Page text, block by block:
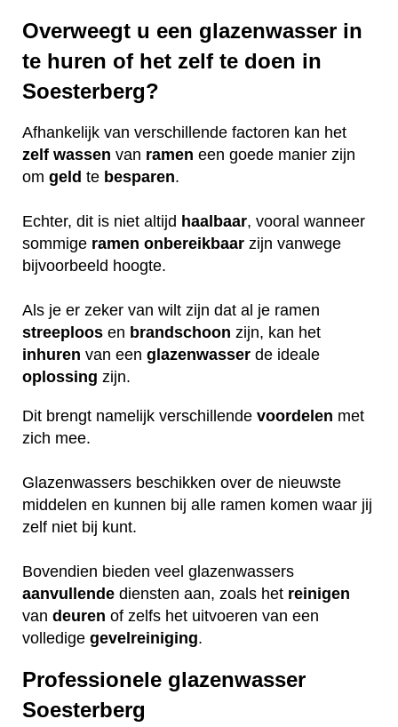
Overweegt u een glazenwasser in
te huren of het zelf te doen in
Soesterberg?
Afhankelijk van verschillende factoren kan het
zelf wassen van ramen een goede manier zijn
om geld te besparen.
Echter, dit is niet altijd haalbaar, vooral wanneer
sommige ramen onbereikbaar zijn vanwege
bijvoorbeeld hoogte.
Als je er zeker van wilt zijn dat al je ramen
streeploos en brandschoon zijn, kan het
inhuren van een glazenwasser de ideale
oplossing zijn.
Dit brengt namelijk verschillende voordelen met
zich mee.
Glazenwassers beschikken over de nieuwste
middelen en kunnen bij alle ramen komen waar jij
zelf niet bij kunt.
Bovendien bieden veel glazenwassers
aanvullende diensten aan, zoals het reinigen
van deuren of zelfs het uitvoeren van een
volledige gevelreiniging.
Professionele glazenwasser
Soesterberg